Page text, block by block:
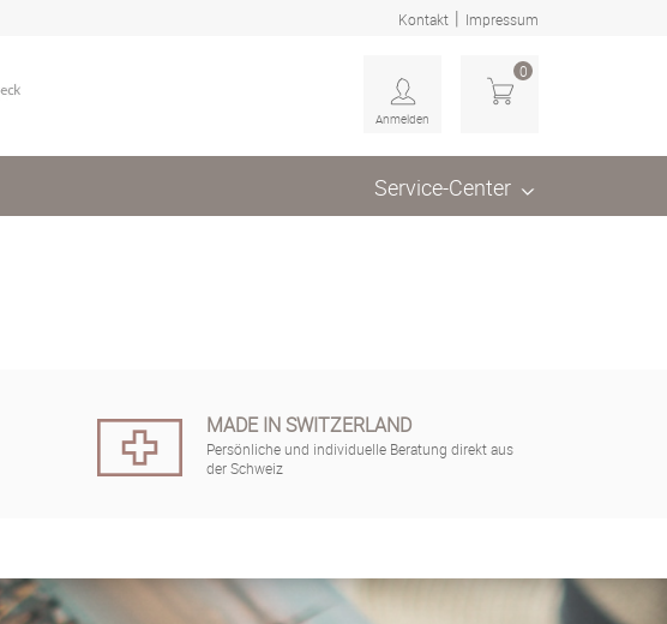
Kontakt | Impressum
Anmelden
0
Service-Center
MADE IN SWITZERLAND
Persönliche und individuelle Beratung direkt aus
der Schweiz